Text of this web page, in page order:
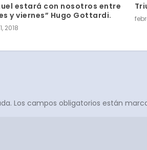
estará con nosotros entre
y viernes” Hugo Gottardi.
2018
Los campos obligatorios están